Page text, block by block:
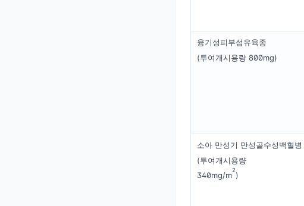
융기성피부섬유육종
(투여개시용량 800mg)
소아 만성기 만성골수성백혈병
(투여개시용량
340mg/m
2
)